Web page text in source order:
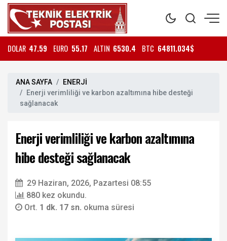
DOLAR 47.59 EURO 55.17 ALTIN 6530.4 BTC 64811.034$
ANA SAYFA
ENERJİ
Enerji verimliliği ve karbon azaltımına hibe desteği
sağlanacak
Enerji verimliliği ve karbon azaltımına
hibe desteği sağlanacak
29 Haziran, 2026, Pazartesi 08:55
880 kez okundu.
Ort. 1 dk. 17 sn. okuma süresi